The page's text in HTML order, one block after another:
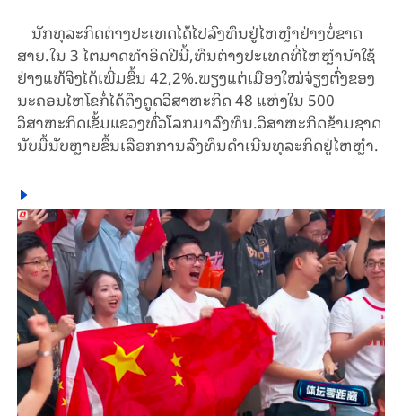
ນັກທຸລະກິດຕ່າງປະເທດໄດ້ໄປລົງທຶນຢູ່ໄຫຫຼຳຢ່າງບໍ່ຂາດ
ສາຍ.ໃນ 3 ໄຕມາດທຳອິດປີນີ້,ທຶນຕ່າງປະເທດທີ່ໄຫຫຼຳນຳໃຊ້
ຢ່າງແທ້ຈິງໄດ້ເພີ່ມຂຶ້ນ 42,2%.ພຽງແຕ່ເມືອງໃໝ່ຈ່ຽງຕົ່ງຂອງ
ນະຄອນໄຫໂຂກໍ່ໄດ້ດຶງດູດວິສາຫະກິດ 48 ແຫ່ງໃນ 500
ວິສາຫະກິດເຂັ້ມແຂວງທົ່ວໂລກມາລົງທຶນ.ວິສາຫະກິດຂ້າມຊາດ
ນັບມື້ນັບຫຼາຍຂຶ້ນເລືອກການລົງທຶນດຳເນີນທຸລະກິດຢູ່ໄຫຫຼຳ.